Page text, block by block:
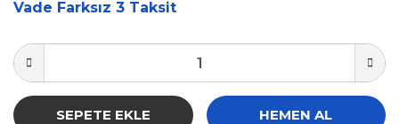
Vade Farksız 3 Taksit
SEPETE EKLE HEMEN AL